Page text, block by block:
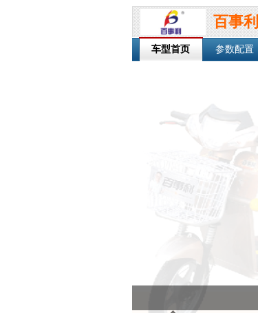
百事利
车型首页 参数配置